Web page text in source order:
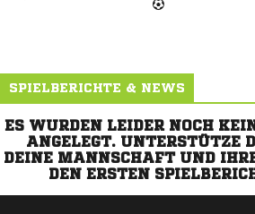
SPIELBERICHTE & NEWS
ES WURDEN LEIDER NOCH
ANGELEGT. UNTERSTÜTZE
DEINE MANNSCHAFT UND
DEN ERSTEN